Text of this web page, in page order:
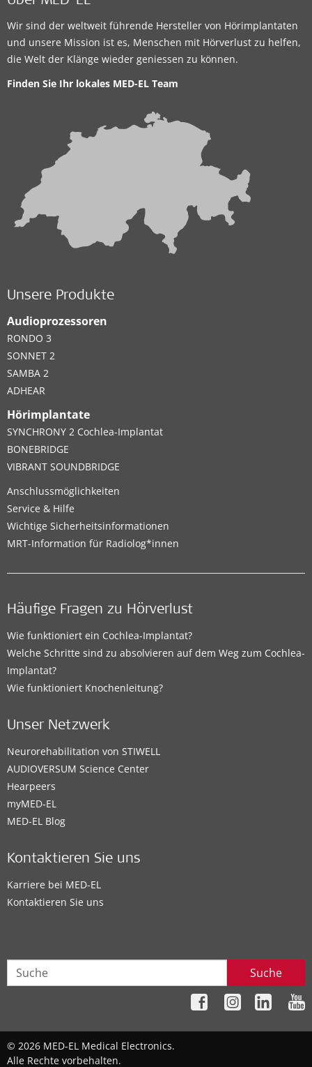
Wir sind der weltweit führende Hersteller von Hörimplantaten
und unsere Mission ist es, Menschen mit Hörverlust zu helfen,
die Welt der Klänge wieder geniessen zu können.
Finden Sie Ihr lokales MED-EL Team
Unsere Produkte
Audioprozessoren
RONDO 3
SONNET 2
SAMBA 2
ADHEAR
Hörimplantate
SYNCHRONY 2 Cochlea-Implantat
BONEBRIDGE
VIBRANT SOUNDBRIDGE
Anschlussmöglichkeiten
Service & Hilfe
Wichtige Sicherheitsinformationen
MRT-Information für Radiolog*innen
Häufige Fragen zu Hörverlust
Wie funktioniert ein Cochlea-Implantat?
Welche Schritte sind zu absolvieren auf dem Weg zum Cochlea-
Implantat?
Wie funktioniert Knochenleitung?
Unser Netzwerk
Neurorehabilitation von STIWELL
AUDIOVERSUM Science Center
Hearpeers
myMED‑EL
MED-EL Blog
Kontaktieren Sie uns
Karriere bei MED-EL
Kontaktieren Sie uns
Suche
© 2026 MED-EL Medical Electronics.
Alle Rechte vorbehalten.